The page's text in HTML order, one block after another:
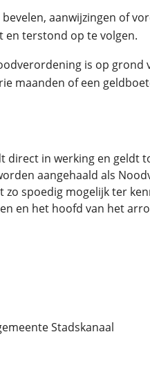
aanwijzingen of
en terstond op te volgen.
is op
maanden of een
direct in werking en geldt
aangehaald als
spoedig mogelijk ter
en het hoofd van het
Stadskanaal